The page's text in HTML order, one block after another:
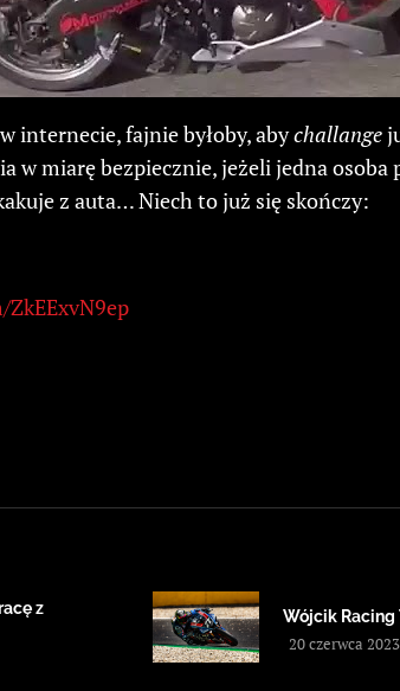
internecie, fajnie byłoby, abychallange
miarę bezpiecznie, jeżeli jedna
z auta… Niech to już się skończy:
z
Wójcik Racing
20 czerwca 2023